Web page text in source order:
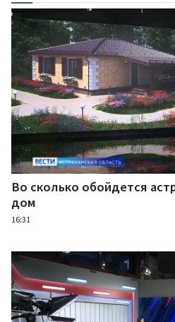
Во сколько обойдется
дом
16:31